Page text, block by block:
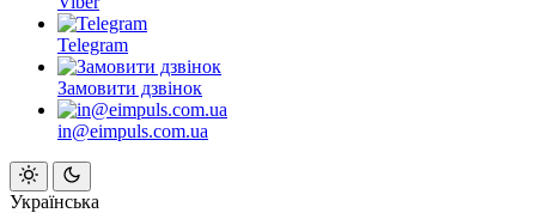
Telegram
Замовити дзвінок
in@eimpuls.com.ua
Українська